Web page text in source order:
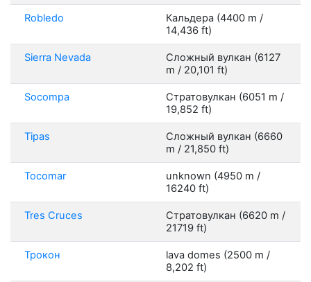
Robledo
Кальдера (4400 m /
14,436 ft)
Sierra Nevada
Сложный вулкан (6127
m / 20,101 ft)
Socompa
Стратовулкан (6051 m /
19,852 ft)
Tipas
Сложный вулкан (6660
m / 21,850 ft)
Tocomar
unknown (4950 m /
16240 ft)
Tres Cruces
Стратовулкан (6620 m /
21719 ft)
Трокон
lava domes (2500 m /
8,202 ft)